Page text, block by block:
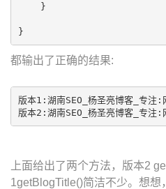
}
}
都输出了正确的结果:
版本1:湖南SEO_杨圣亮博客_专注
版本2:湖南SEO_杨圣亮博客_专注
上面给出了两个方法，版本2
1getBlogTitle()简洁不少。想想